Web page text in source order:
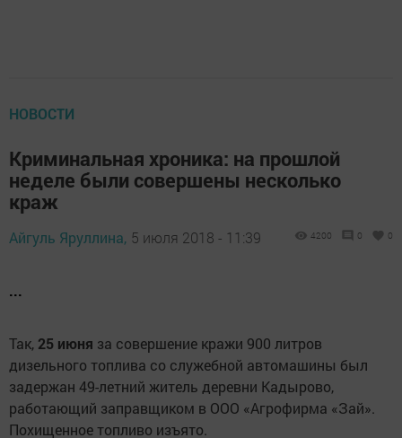
НОВОСТИ
Криминальная хроника: на прошлой
неделе были совершены несколько
краж
Айгуль Яруллина, 5 июля 2018 - 11:39 4200 0 0
...
Так, 25 июня за совершение кражи 900 литров
дизельного топлива со служебной автомашины был
задержан 49-летний житель деревни Кадырово,
работающий заправщиком в ООО «Агрофирма «Зай».
Похищенное топливо изъято.